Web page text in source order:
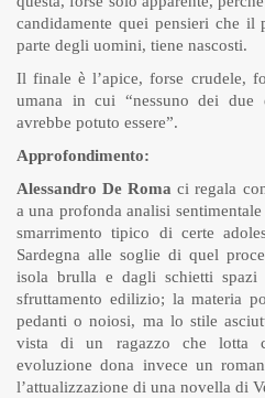
candidamente quei pensieri che il
parte degli uomini, tiene nascosti.
Il finale è l’apice, forse crudele,
umana in cui “nessuno dei due
avrebbe potuto essere”.
Approfondimento:
Alessandro De Roma ci regala
a una profonda analisi
smarrimento tipico di certe
Sardegna alle soglie di quel
isola brulla e dagli schietti spazi
sfruttamento edilizio; la materia
pedanti o noiosi, ma lo stile
vista di un ragazzo che lotta
evoluzione dona invece un
l’attualizzazione di una novella di